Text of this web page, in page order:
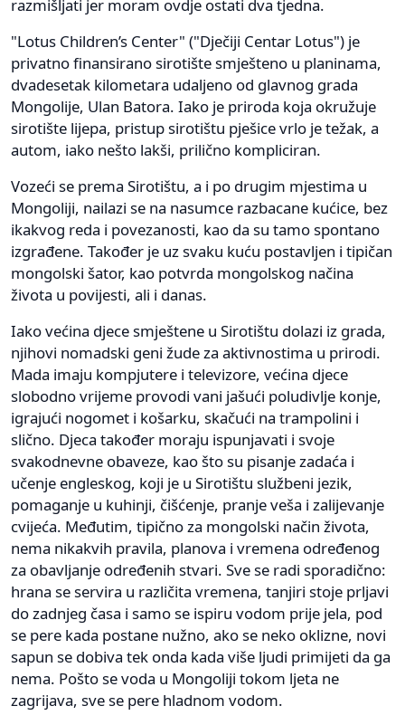
razmišljati jer moram ovdje ostati dva tjedna.
"Lotus Children’s Center" ("Dječiji Centar Lotus") je
privatno finansirano sirotište smješteno u planinama,
dvadesetak kilometara udaljeno od glavnog grada
Mongolije, Ulan Batora. Iako je priroda koja okružuje
sirotište lijepa, pristup sirotištu pješice vrlo je težak, a
autom, iako nešto lakši, prilično kompliciran.
Vozeći se prema Sirotištu, a i po drugim mjestima u
Mongoliji, nailazi se na nasumce razbacane kućice, bez
ikakvog reda i povezanosti, kao da su tamo spontano
izgrađene. Također je uz svaku kuću postavljen i tipičan
mongolski šator, kao potvrda mongolskog načina
života u povijesti, ali i danas.
Iako većina djece smještene u Sirotištu dolazi iz grada,
njihovi nomadski geni žude za aktivnostima u prirodi.
Mada imaju kompjutere i televizore, većina djece
slobodno vrijeme provodi vani jašući poludivlje konje,
igrajući nogomet i košarku, skačući na trampolini i
slično. Djeca također moraju ispunjavati i svoje
svakodnevne obaveze, kao što su pisanje zadaća i
učenje engleskog, koji je u Sirotištu službeni jezik,
pomaganje u kuhinji, čišćenje, pranje veša i zalijevanje
cvijeća. Međutim, tipično za mongolski način života,
nema nikakvih pravila, planova i vremena određenog
za obavljanje određenih stvari. Sve se radi sporadično:
hrana se servira u različita vremena, tanjiri stoje prljavi
do zadnjeg časa i samo se ispiru vodom prije jela, pod
se pere kada postane nužno, ako se neko oklizne, novi
sapun se dobiva tek onda kada više ljudi primijeti da ga
nema. Pošto se voda u Mongoliji tokom ljeta ne
zagrijava, sve se pere hladnom vodom.